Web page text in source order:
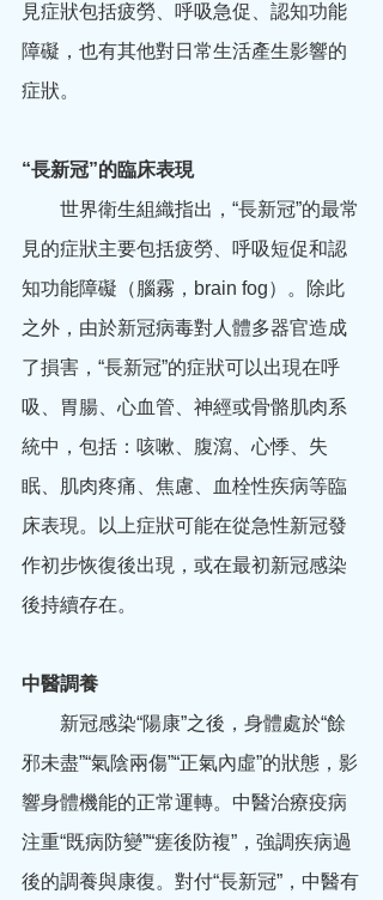
見症狀包括疲勞、呼吸急促、認知功能
障礙，也有其他對日常生活產生影響的
症狀。
“長新冠”的臨床表現
世界衛生組織指出，“長新冠”的最常
見的症狀主要包括疲勞、呼吸短促和認
知功能障礙（腦霧，brain fog）。除此
之外，由於新冠病毒對人體多器官造成
了損害，“長新冠”的症狀可以出現在呼
吸、胃腸、心血管、神經或骨骼肌肉系
統中，包括：咳嗽、腹瀉、心悸、失
眠、肌肉疼痛、焦慮、血栓性疾病等臨
床表現。以上症狀可能在從急性新冠發
作初步恢復後出現，或在最初新冠感染
後持續存在。
中醫調養
新冠感染“陽康”之後，身體處於“餘
邪未盡”“氣陰兩傷”“正氣內虛”的狀態，影
響身體機能的正常運轉。中醫治療疫病
注重“既病防變”“瘥後防複”，強調疾病過
後的調養與康復。對付“長新冠”，中醫有